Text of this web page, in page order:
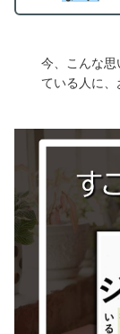
今、こんな思
ている人に、